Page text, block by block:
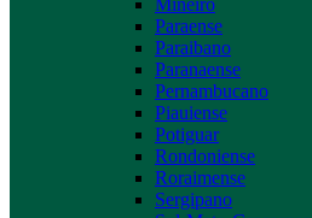
Paraense
Paraibano
Paranaense
Pernambucano
Piauiense
Potiguar
Rondoniense
Roraimense
Sergipano